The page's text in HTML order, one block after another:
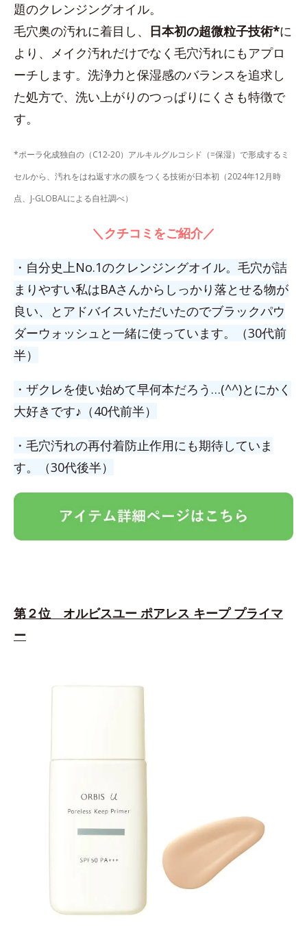
題のクレンジングオイル。
毛穴奥の汚れに着目し、 日本初の超微粒子技術*に
より、メイク汚れだけでなく毛穴汚れにもアプロ
ーチします。洗浄力と保湿感のバランスを追求し
た処方で、洗い上がりのつっぱりにくさも特徴で
す。
*ポーラ化成独自の（C12-20）アルキルグルコシド（=保湿）で形成するミ
セルから、汚れをはね返す水の膜をつくる技術が日本初（2024年12月時
点、J-GLOBALによる自社調べ）
＼クチコミをご紹介／
・自分史上No.1のクレンジングオイル。毛穴が詰
まりやすい私はBAさんからしっかり落とせる物が
良い、とアドバイスいただいたのでブラックパウ
ダーウォッシュと一緒に使っています。（30代前
半）
・ザクレを使い始めて早何本だろう…(^^)とにかく
大好きです♪（40代前半）
・毛穴汚れの再付着防止作用にも期待していま
す。（30代後半）
第２位 オルビスユー ポアレス キープ プライマ
ー